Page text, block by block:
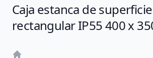
Caja estanca de superficie
rectangular IP55 400 x